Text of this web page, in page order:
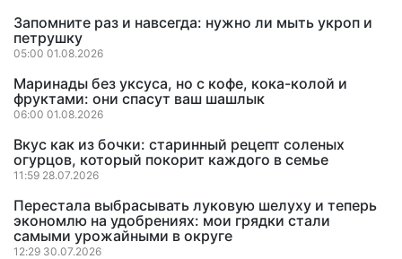
Запомните раз и навсегда: нужно ли мыть укроп и
петрушку
05:00 01.08.2026
Маринады без уксуса, но с кофе, кока-колой и
фруктами: они спасут ваш шашлык
06:00 01.08.2026
Вкус как из бочки: старинный рецепт соленых
огурцов, который покорит каждого в семье
11:59 28.07.2026
Перестала выбрасывать луковую шелуху и теперь
экономлю на удобрениях: мои грядки стали
самыми урожайными в округе
12:29 30.07.2026